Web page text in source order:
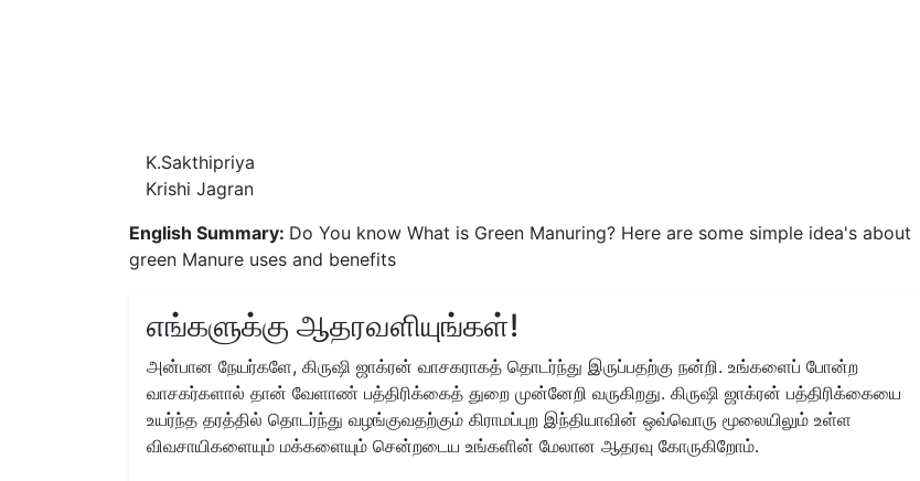
K.Sakthipriya
Krishi Jagran
English Summary: Do You know What is Green Manuring? Here are some simple idea's about
green Manure uses and benefits
எங்களுக்கு ஆதரவளியுங்கள்!
அன்பான நேயர்களே, கிருஷி ஜாக்ரன் வாசகராகத் தொடர்ந்து இருப்பதற்கு நன்றி. உங்களைப் போன்ற
வாசகர்களால் தான் வேளாண் பத்திரிக்கைத் துறை முன்னேறி வருகிறது. கிருஷி ஜாக்ரன் பத்திரிக்கையை
உயர்ந்த தரத்தில் தொடர்ந்து வழங்குவதற்கும் கிராமப்புற இந்தியாவின் ஒவ்வொரு மூலையிலும் உள்ள
விவசாயிகளையும் மக்களையும் சென்றடைய உங்களின் மேலான ஆதரவு கோருகிறோம்.